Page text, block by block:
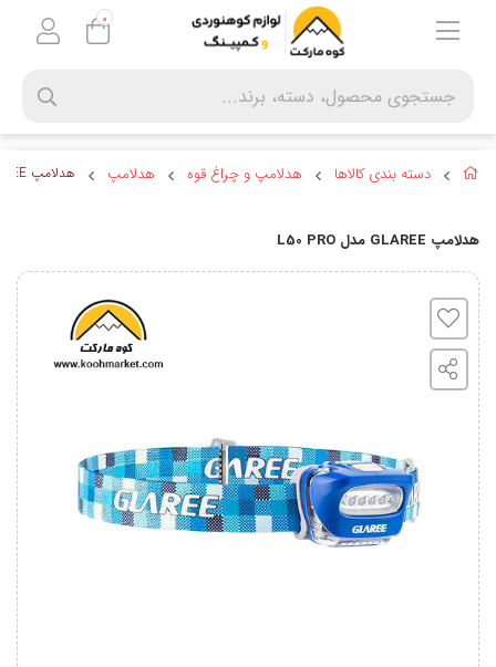
دسته بندی کالاها هدلامپ و چراغ قوه هدلامپ هدلامپ GLAREE مدل L50 PRO
هدلامپ GLAREE مدل L50 PRO
0